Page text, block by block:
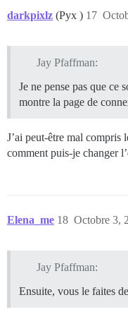
darkpixlz (Pyx ) 17
Jay Pfaffman:
Je ne pense pas que ce
montre la page de
J’ai peut-être mal compris
comment puis-je changer
Elena_me Octobre 3,
18
Jay Pfaffman:
Ensuite, vous le faites